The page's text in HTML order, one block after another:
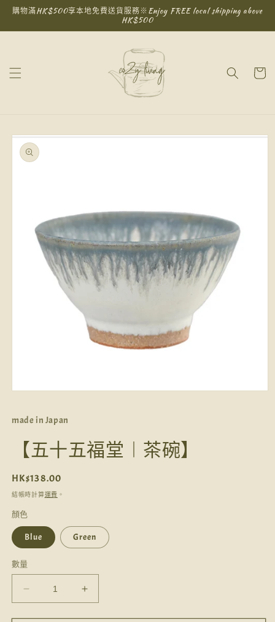
跳至內
購物滿HK$500享本地免費送貨服務※Enjoy FREE local shipping above
HK$500
物
略過產
品資訊
動
啟
多
體
檔
案
1
made in Japan
【五十五福堂︱茶碗】
定
價
HK$138.00
結帳時計算運費 。
顏色
Blue Green
數量